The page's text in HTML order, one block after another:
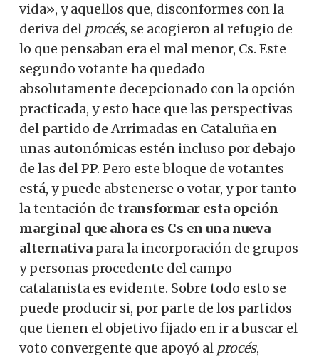
vida», y aquellos que, disconformes con la
deriva del procés, se acogieron al refugio de
lo que pensaban era el mal menor, Cs. Este
segundo votante ha quedado
absolutamente decepcionado con la opción
practicada, y esto hace que las perspectivas
del partido de Arrimadas en Cataluña en
unas autonómicas estén incluso por debajo
de las del PP. Pero este bloque de votantes
está, y puede abstenerse o votar, y por tanto
la tentación de transformar esta opción
marginal que ahora es Cs en una nueva
alternativa para la incorporación de grupos
y personas procedente del campo
catalanista es evidente. Sobre todo esto se
puede producir si, por parte de los partidos
que tienen el objetivo fijado en ir a buscar el
voto convergente que apoyó al procés,